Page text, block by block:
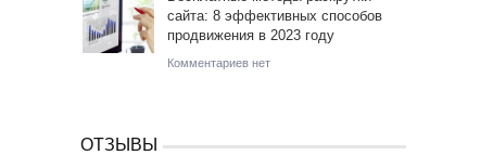
сайта: 8 эффективных способов
продвижения в 2023 году
Комментариев нет
ОТЗЫВЫ